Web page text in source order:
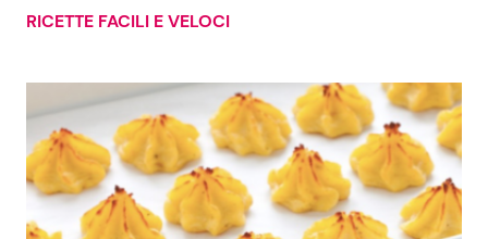
RICETTE FACILI E VELOCI